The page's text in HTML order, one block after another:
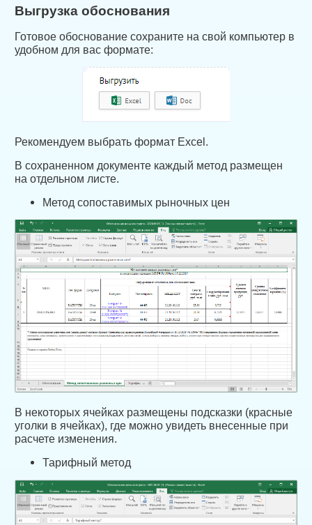
Выгрузка обоснования
Готовое обоснование сохраните на свой компьютер в
удобном для вас формате:
Рекомендуем выбрать формат Excel.
В сохраненном документе каждый метод размещен
на отдельном листе.
Метод сопоставимых рыночных цен
В некоторых ячейках размещены подсказки (красные
уголки в ячейках), где можно увидеть внесенные при
расчете изменения.
Тарифный метод